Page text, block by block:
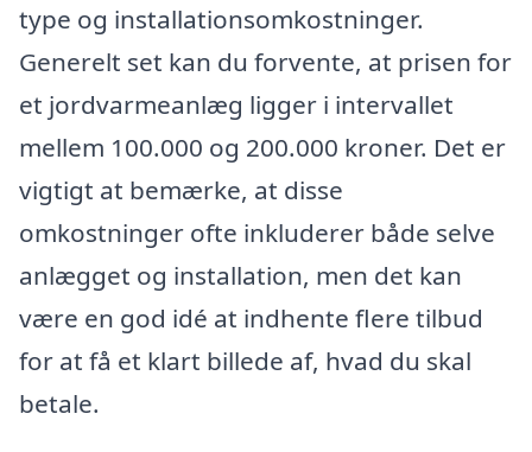
type og installationsomkostninger.
Generelt set kan du forvente, at prisen for
et jordvarmeanlæg ligger i intervallet
mellem 100.000 og 200.000 kroner. Det er
vigtigt at bemærke, at disse
omkostninger ofte inkluderer både selve
anlægget og installation, men det kan
være en god idé at indhente flere tilbud
for at få et klart billede af, hvad du skal
betale.